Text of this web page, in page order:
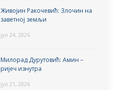
Живојин Ракочевић: Злочин на
заветној земљи
јул 24, 2026
Милорад Дурутовић: Амин –
ријеч изнутра
јул 21, 2026